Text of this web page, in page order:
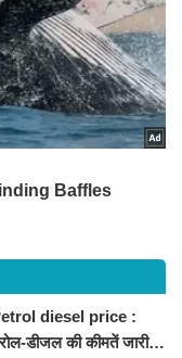
diesel price :
डीजल की कीमतें जारी,